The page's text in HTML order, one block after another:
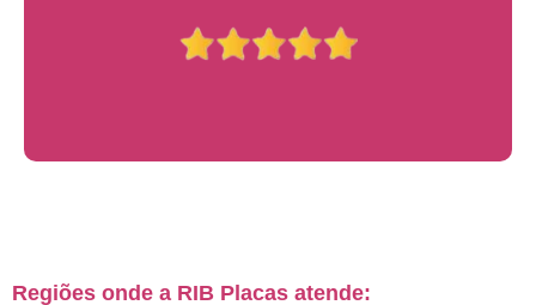
Regiões onde a RIB Placas atende: